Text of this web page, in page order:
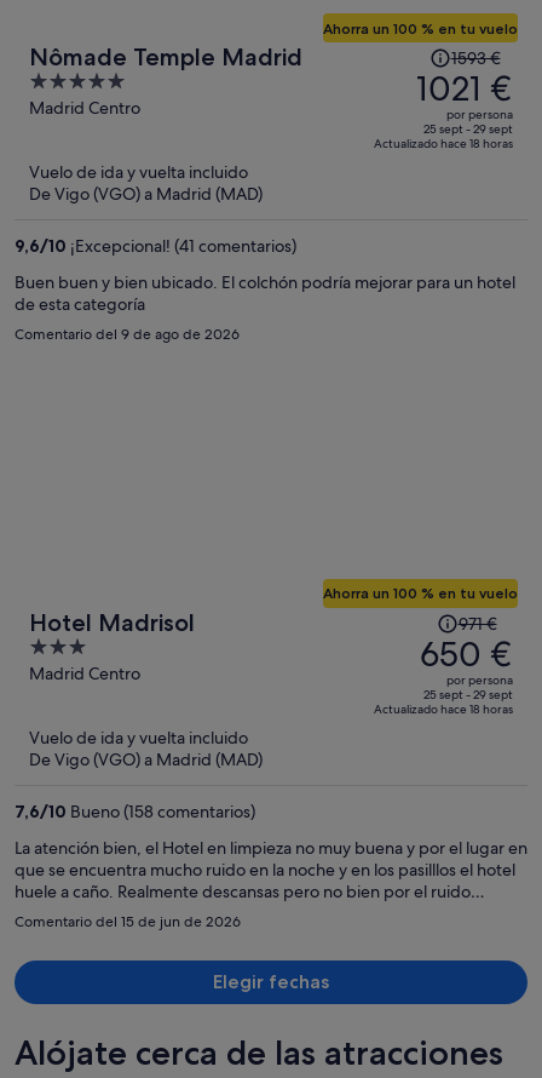
Nômade Temple Madrid
5
out
Madrid Centro
Ahorra un 100 % en tu vuelo
precio
era
de
1593 €,
por
1593 €
1021 €
por persona
25 sept - 29 sept
Actualizado hace 18 horas
Vuelo de ida y vuelta incluido
De Vigo (VGO) a Madrid (MAD)
9,6/10 ¡Excepcional! (41 comentarios)
Buen buen y bien ubicado. El colchón podría mejorar para un hotel
de esta categoría
Comentario del 9 de ago de 2026
Hotel Madrisol
3
out
Madrid Centro
Ahorra un 100 % en tu vuelo
precio
era
de
971 €,
por
persona
971 €
650 €
por persona
25 sept - 29 sept
Actualizado hace 18 horas
Vuelo de ida y vuelta incluido
De Vigo (VGO) a Madrid (MAD)
7,6/10 Bueno (158 comentarios)
La atención bien, el Hotel en limpieza no muy buena y por el lugar en
que se encuentra mucho ruido en la noche y en los pasilllos el hotel
huele a caño. Realmente descansas pero no bien por el ruido
constante de la noche.
Comentario del 15 de jun de 2026
Elegir fechas
Alójate cerca de las atracciones